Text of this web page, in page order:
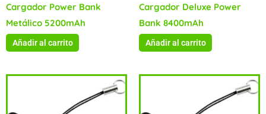
Cargador Power Bank
Metálico 5200mAh
Añadir al carrito
Cargador Deluxe Power
Bank 8400mAh
Añadir al carrito